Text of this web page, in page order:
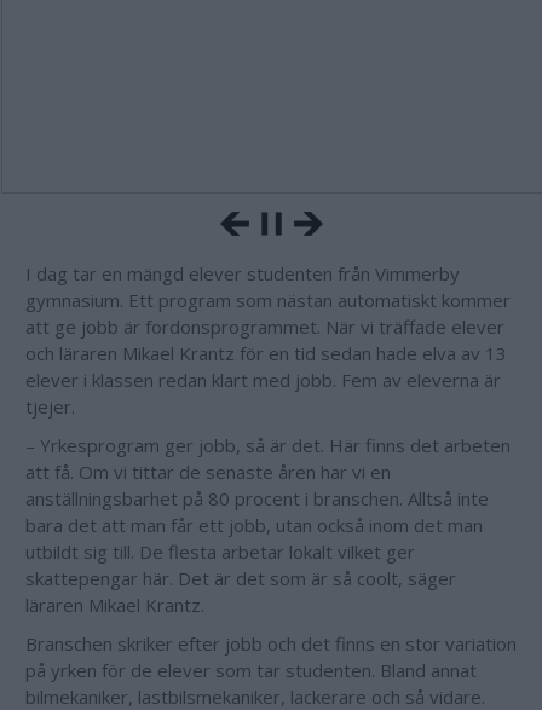
I dag tar en mängd elever studenten från Vimmerby
gymnasium. Ett program som nästan automatiskt kommer
att ge jobb är fordonsprogrammet. När vi träffade elever
och läraren Mikael Krantz för en tid sedan hade elva av 13
elever i klassen redan klart med jobb. Fem av eleverna är
tjejer.
– Yrkesprogram ger jobb, så är det. Här finns det arbeten
att få. Om vi tittar de senaste åren har vi en
anställningsbarhet på 80 procent i branschen. Alltså inte
bara det att man får ett jobb, utan också inom det man
utbildt sig till. De flesta arbetar lokalt vilket ger
skattepengar här. Det är det som är så coolt, säger
läraren Mikael Krantz.
Branschen skriker efter jobb och det finns en stor variation
på yrken för de elever som tar studenten. Bland annat
bilmekaniker, lastbilsmekaniker, lackerare och så vidare.